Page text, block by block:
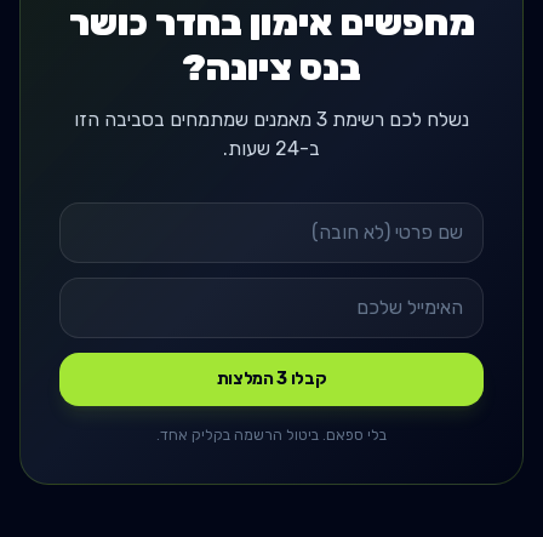
מחפשים אימון בחדר כושר
בנס ציונה?
נשלח לכם רשימת 3 מאמנים שמתמחים בסביבה הזו
ב-24 שעות.
קבלו 3 המלצות
בלי ספאם. ביטול הרשמה בקליק אחד.